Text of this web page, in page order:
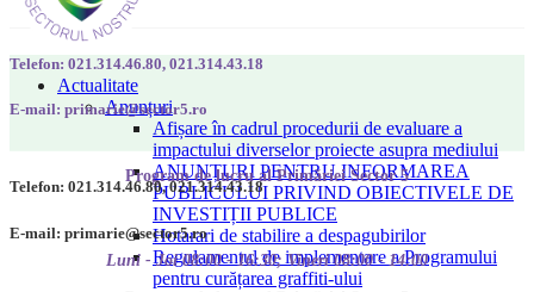
Actualitate
Anunțuri
Afișare în cadrul procedurii de evaluare a
impactului diverselor proiecte asupra mediului
ANUNȚURI PENTRU INFORMAREA
PUBLICULUI PRIVIND OBIECTIVELE DE
INVESTIȚII PUBLICE
Hotarari de stabilire a despagubirilor
Regulamentul de implementare a Programului
pentru curățarea graffiti-ului
Telefon: 021.314.46.80, 021.314.43.18
E-mail: primarie@sector5.ro
Program de lucru al Primăriei Sector 5
Luni - Joi 08:00 - 16:30; Vineri 08:00 - 14:00
Telefon: 021.314.46.80, 021.314.43.18
E-mail: primarie@sector5.ro